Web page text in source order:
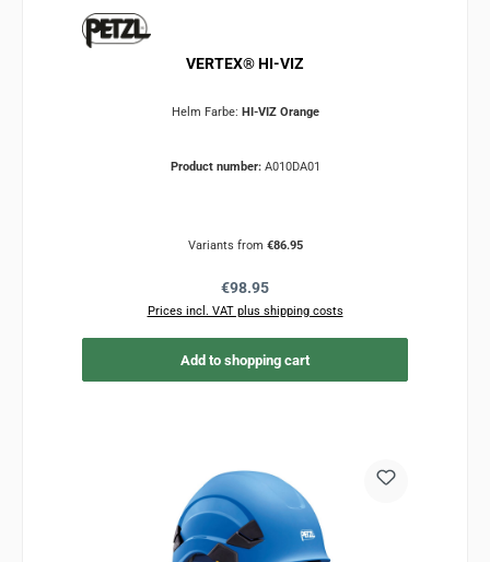
VERTEX® HI-VIZ
Helm Farbe: HI-VIZ Orange
Product number: A010DA01
Variants from €86.95
Regular price:
€98.95
Prices incl. VAT plus shipping costs
Add to shopping cart